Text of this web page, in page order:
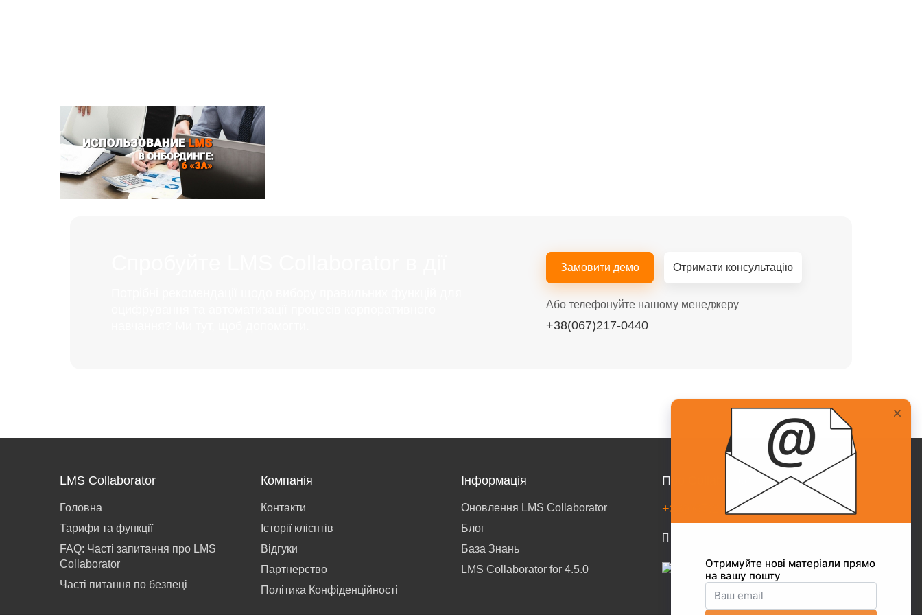
Замовити демо Отримати консультацію
Або телефонуйте нашому менеджеру
+38(067)217-0440
LMS Collaborator
Головна
Тарифи та функції
FAQ: Часті запитання про LMS
Collaborator
Часті питання по безпеці
Компанія
Контакти
Історії клієнтів
Відгуки
Партнерство
Політика Конфіденційності
Інформація
Оновлення LMS Collaborator
Блог
База Знань
LMS Collaborator for 4.5.0
Про Collaborator
+38(067)217-0440